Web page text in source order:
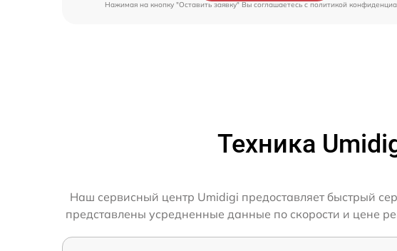
Нажимая на кнопку "Оставить заявку" Вы соглашаетесь cполитикой
Техника
Наш сервисный центр Umidigi предоставляет быстрый
представлены усредненные данные по скорости и цене